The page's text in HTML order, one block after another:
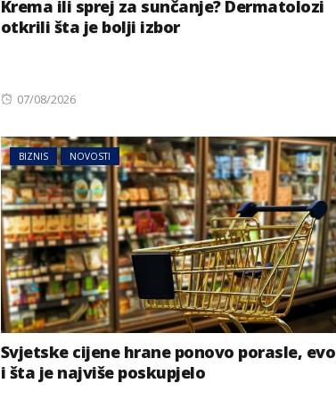
Krema ili sprej za sunčanje? Dermatolozi
otkrili šta je bolji izbor
Posted
07/08/2026
BIZNIS NOVOSTI
Svjetske cijene hrane ponovo porasle, evo
i šta je najviše poskupjelo